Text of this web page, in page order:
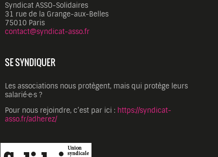
Syndicat ASSO-Solidaires
31 rue de la Grange-aux-Belles
75010 Paris
contact@syndicat-asso.fr
SE SYNDIQUER
Les associations nous protègent, mais qui protège leurs
salarié·e·s ?
Pour nous rejoindre, c’est par ici : https://syndicat-
asso.fr/adherez/